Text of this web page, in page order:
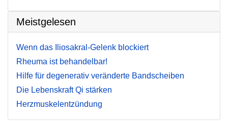
Meistgelesen
Wenn das Iliosakral-Gelenk blockiert
Rheuma ist behandelbar!
Hilfe für degenerativ veränderte Bandscheiben
Die Lebenskraft Qi stärken
Herzmuskelentzündung